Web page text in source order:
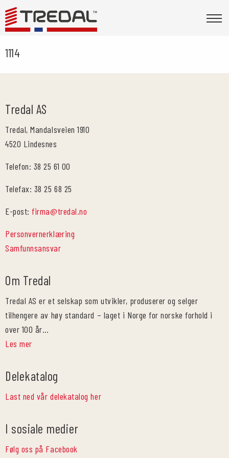
1114
Tredal AS
Tredal, Mandalsveien 1910
4520 Lindesnes
Telefon: 38 25 61 00
Telefax: 38 25 68 25
E-post:firma@tredal.no
Personvernerklæring
Samfunnsansvar
Om Tredal
Tredal AS er et selskap som utvikler, produserer og selger
tilhengere av høy standard – laget i Norge for norske forhold i
over 100 år…
Les mer
Delekatalog
Last ned vår delekatalog her
I sosiale medier
Følg oss på Facebook